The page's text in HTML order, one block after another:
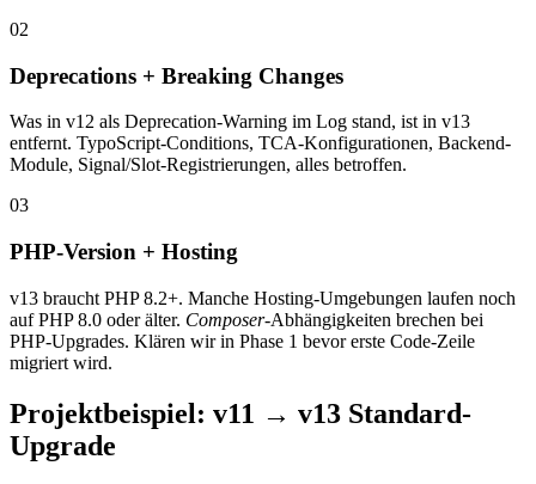
02
Deprecations + Breaking Changes
Was in v12 als Deprecation-Warning im Log stand, ist in v13
entfernt. TypoScript-Conditions, TCA-Konfigurationen, Backend-
Module, Signal/Slot-Registrierungen, alles betroffen.
03
PHP-Version + Hosting
v13 braucht PHP 8.2+. Manche Hosting-Umgebungen laufen noch
auf PHP 8.0 oder älter. Composer-Abhängigkeiten brechen bei
PHP-Upgrades. Klären wir in Phase 1 bevor erste Code-Zeile
migriert wird.
Projektbeispiel: v11 → v13 Standard-
Upgrade